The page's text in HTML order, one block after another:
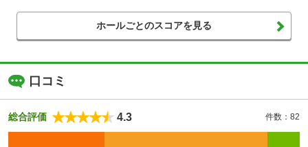
ホールごとのスコアを見る
口コミ
総合評価 4.3 件数：82